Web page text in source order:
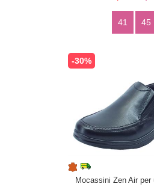
41 45
-30%
Mocassini Zen Air per